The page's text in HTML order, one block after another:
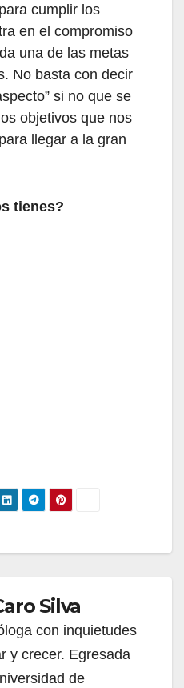
cumplir los
en el compromiso
una de las metas
No basta con decir
si no que se
objetivos que nos
llegar a la gran
tienes?
Silva
con inquietudes
y crecer. Egresada
de